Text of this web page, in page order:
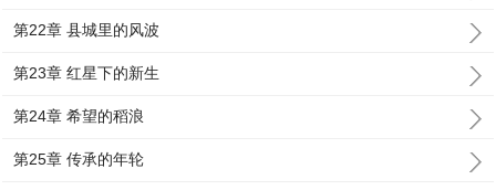
第22章 县城里的风波
第23章 红星下的新生
第24章 希望的稻浪
第25章 传承的年轮